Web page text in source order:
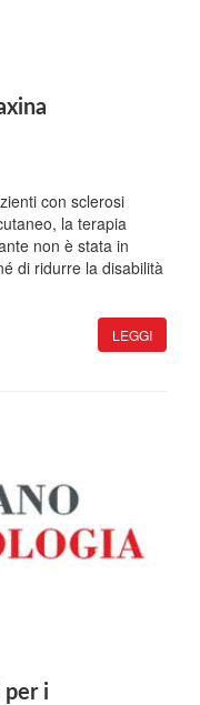
con sclerosi
la terapia
non è stata in
di ridurre la disabilità
LEGGI
per i